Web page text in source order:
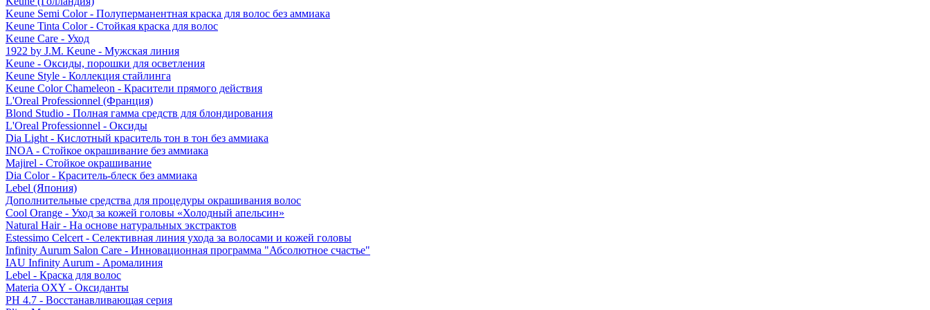
Keune Semi Color - Полуперманентная краска для волос без аммиака
Keune Tinta Color - Стойкая краска для волос
Keune Care - Уход
1922 by J.M. Keune - Мужская линия
Keune - Оксиды, порошки для осветления
Keune Style - Коллекция стайлинга
Keune Color Chameleon - Красители прямого действия
L'Oreal Professionnel (Франция)
Blond Studio - Полная гамма средств для блондирования
L'Oreal Professionnel - Оксиды
Dia Light - Кислотный краситель тон в тон без аммиака
INOA - Стойкое окрашивание без аммиака
Majirel - Стойкое окрашивание
Dia Color - Краситель-блеск без аммиака
Lebel (Япония)
Дополнительные средства для процедуры окрашивания волос
Cool Orange - Уход за кожей головы «Холодный апельсин»
Natural Hair - На основе натуральных экстрактов
Estessimo Celcert - Селективная линия ухода за волосами и кожей головы
Infinity Aurum Salon Care - Инновационная программа "Абсолютное счастье"
IAU Infinity Aurum - Аромалиния
Lebel - Краска для волос
Materia OXY - Оксиданты
PH 4.7 - Восстанавливающая серия